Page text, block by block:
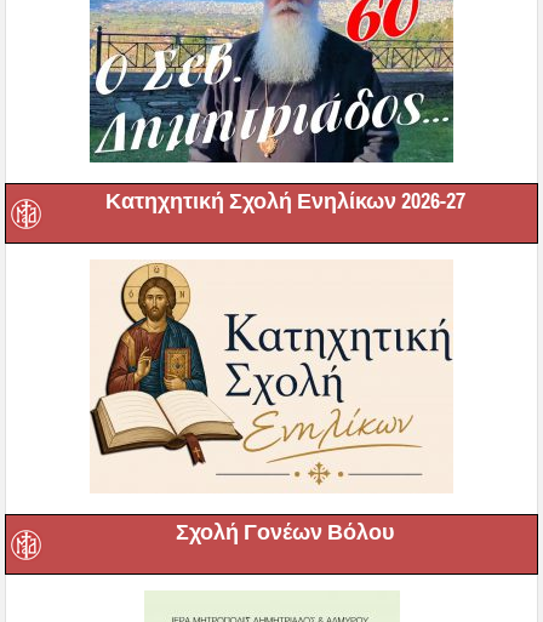
Κατηχητική Σχολή Ενηλίκων 2026-27
Σχολή Γονέων Βόλου